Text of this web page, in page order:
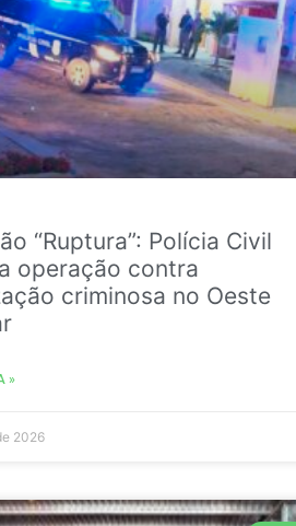
“Ruptura”: Polícia Civil
operação contra
criminosa no Oeste
»
2026